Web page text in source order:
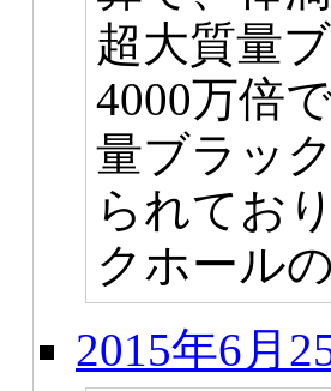
超大質量
4000万倍
量ブラッ
られてお
クホール
2015年6月